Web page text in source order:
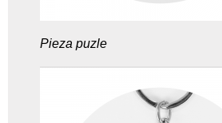
Pieza puzle